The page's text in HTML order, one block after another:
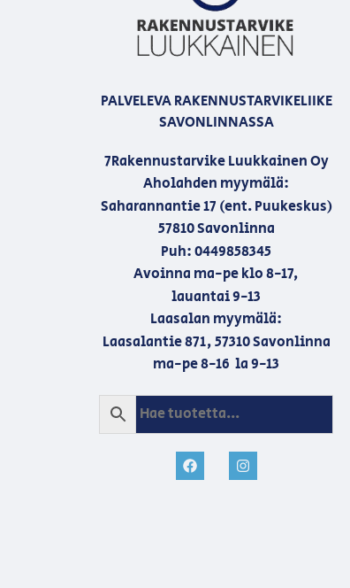
PALVELEVA RAKENNUSTARVIKELIIKE
SAVONLINNASSA
7Rakennustarvike Luukkainen Oy
Aholahden myymälä:
Saharannantie 17 (ent. Puukeskus)
57810 Savonlinna
Puh: 0449858345
Avoinna ma-pe klo 8-17,
lauantai 9-13
Laasalan myymälä:
Laasalantie 871, 57310 Savonlinna
ma-pe 8-16 la 9-13